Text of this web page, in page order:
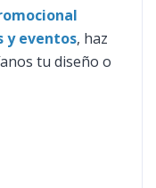
y eventos, haz
tu diseño o